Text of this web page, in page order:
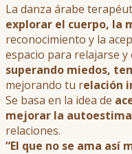
La danza árabe
explorar el cuerpo, la
reconocimiento y la
espacio para relajarse
superando miedos,
mejorando tu relación
Se basa en la idea de
mejorar la
relaciones.
“El que no se ama así